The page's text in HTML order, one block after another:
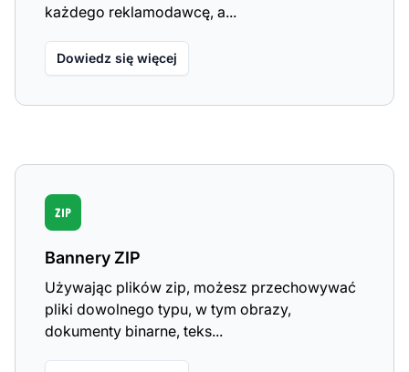
każdego reklamodawcę, a...
Dowiedz się więcej
Bannery ZIP
Używając plików zip, możesz przechowywać
pliki dowolnego typu, w tym obrazy,
dokumenty binarne, teks...